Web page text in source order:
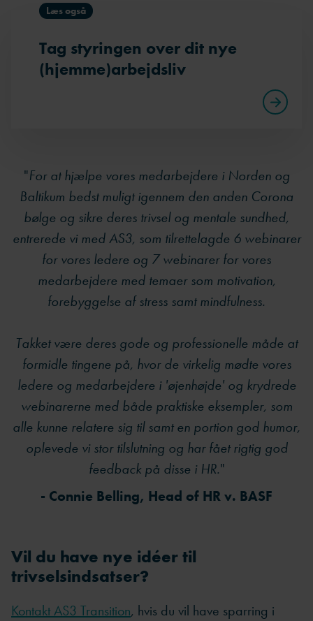
Læs også
Tag styringen over dit nye
(hjemme)arbejdsliv
"For at hjælpe vores medarbejdere i Norden og
Baltikum bedst muligt igennem den anden Corona
bølge og sikre deres trivsel og mentale sundhed,
entrerede vi med AS3, som tilrettelagde 6 webinarer
for vores ledere og 7 webinarer for vores
medarbejdere med temaer som motivation,
forebyggelse af stress samt mindfulness.
Takket være deres gode og professionelle måde at
formidle tingene på, hvor de virkelig mødte vores
ledere og medarbejdere i 'øjenhøjde' og krydrede
webinarerne med både praktiske eksempler, som
alle kunne relatere sig til samt en portion god humor,
oplevede vi stor tilslutning og har fået rigtig god
feedback på disse i HR."
- Connie Belling, Head of HR v. BASF
Vil du have nye idéer til
trivselsindsatser?
Kontakt AS3 Transition, hvis du vil have sparring i